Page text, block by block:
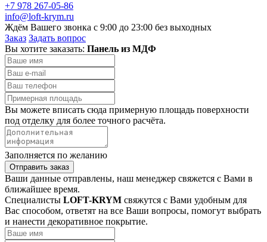
+7 978 267-05-86
info@loft-krym.ru
Ждём Вашего звонка с 9:00 до 23:00 без выходных
Заказ Задать вопрос
Вы хотите заказать: Панель из МДФ
Вы можете вписать сюда примерную площадь поверхности
под отделку для более точного расчёта.
Заполняется по желанию
Отправить заказ
Ваши данные отправлены, наш менеджер свяжется с Вами в
ближайшее время.
Специалисты LOFT-KRYM свяжутся с Вами удобным для
Вас способом, ответят на все Ваши вопросы, помогут выбрать
и нанести декоративное покрытие.